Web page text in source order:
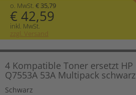
o. MwSt. € 35,79
€ 42,59
inkl. MwSt.
zzgl. Versand
4 Kompatible Toner ersetzt HP
Q7553A 53A Multipack schwarz
Schwarz